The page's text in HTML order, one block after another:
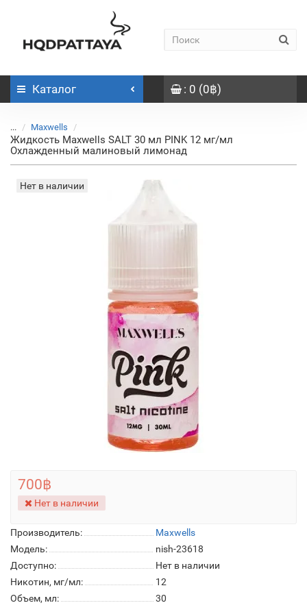
Каталог : 0 (0฿)
... Maxwells
Жидкость Maxwells SALT 30 мл PINK 12 мг/мл
Охлажденный малиновый лимонад
Нет в наличии
Производитель:
Maxwells
Модель:
nish-23618
Доступно:
Нет в наличии
Никотин, мг/мл:
12
Объем, мл:
30
700฿
Нет в наличии